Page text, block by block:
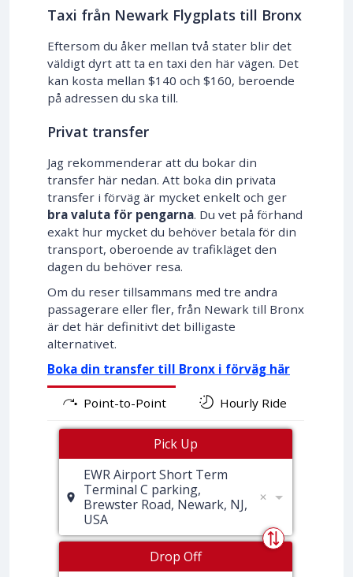
Taxi från Newark Flygplats till Bronx
Eftersom du åker mellan två stater blir det
väldigt dyrt att ta en taxi den här vägen. Det
kan kosta mellan $140 och $160, beroende
på adressen du ska till.
Privat transfer
Jag rekommenderar att du bokar din
transfer här nedan. Att boka din privata
transfer i förväg är mycket enkelt och ger
bra valuta för pengarna. Du vet på förhand
exakt hur mycket du behöver betala för din
transport, oberoende av trafikläget den
dagen du behöver resa.
Om du reser tillsammans med tre andra
passagerare eller fler, från Newark till Bronx
är det här definitivt det billigaste
alternativet.
Boka din transfer till Bronx i förväg här
Point-to-Point Hourly Ride
Pick Up
EWR Airport Short Term
Terminal C parking,
Brewster Road, Newark, NJ,
USA
Drop Off